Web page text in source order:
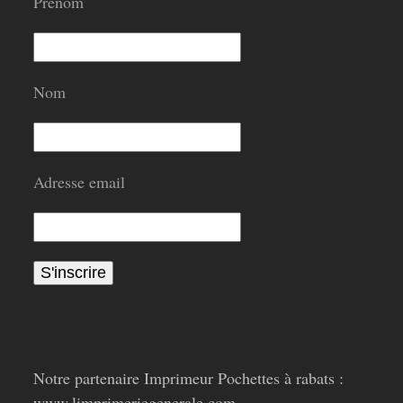
Nom
Adresse email
Notre partenaire Imprimeur Pochettes à rabats :